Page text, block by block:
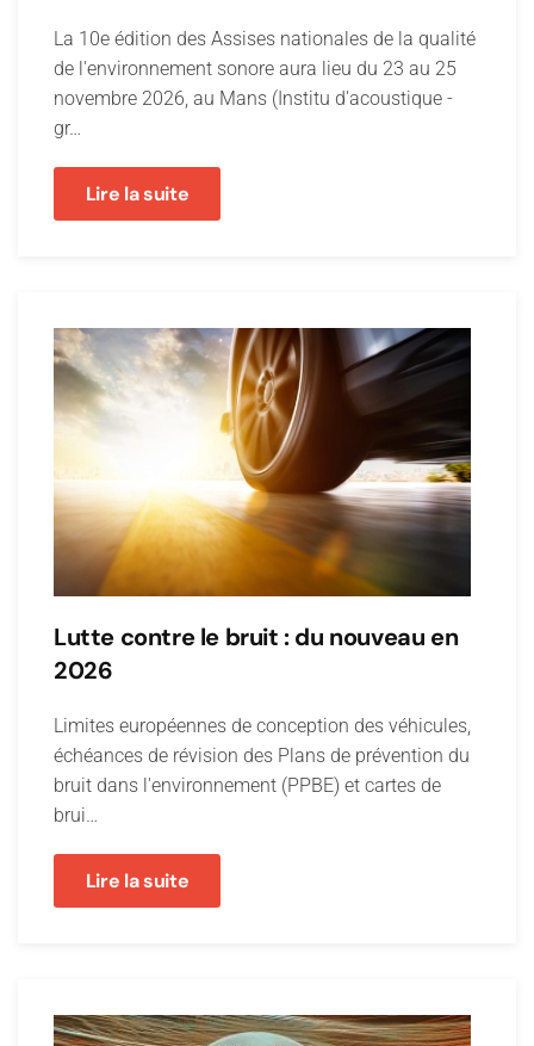
La 10e édition des Assises nationales de la qualité
de l'environnement sonore aura lieu du 23 au 25
novembre 2026, au Mans (Institu d'acoustique -
gr…
Lire la suite
Lutte contre le bruit : du nouveau en
2026
Limites européennes de conception des véhicules,
échéances de révision des Plans de prévention du
bruit dans l'environnement (PPBE) et cartes de
brui…
Lire la suite